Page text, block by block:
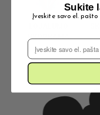
PROGRAMA
Sukite
Įveskite savo el.
El. Pašto adresas